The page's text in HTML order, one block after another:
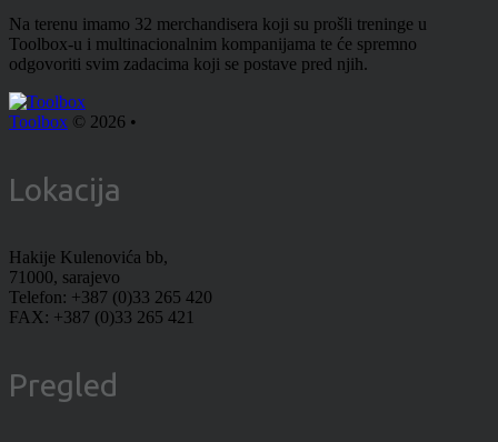
Na terenu imamo 32 merchandisera koji su prošli treninge u
Toolbox-u i multinacionalnim kompanijama te će spremno
odgovoriti svim zadacima koji se postave pred njih.
Toolbox © 2026 •
Lokacija
Hakije Kulenovića bb,
71000, sarajevo
Telefon: +387 (0)33 265 420
FAX: +387 (0)33 265 421
Pregled